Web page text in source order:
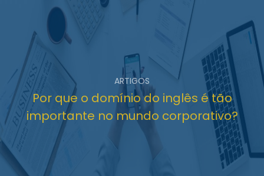
ARTIGOS
Por que o domínio do inglês é tão
importante no mundo corporativo?